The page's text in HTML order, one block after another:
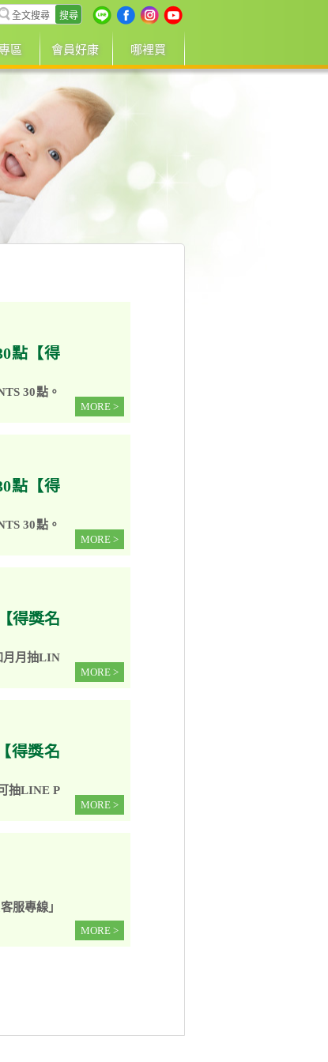
搜尋
區 會員好康 哪裡買
點【得
30點。
MORE >
點【得
30點。
MORE >
得獎名
月月抽LIN
MORE >
得獎名
抽LINE P
MORE >
服專線」
MORE >